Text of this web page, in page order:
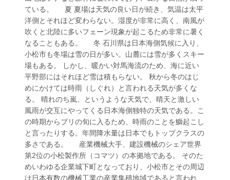
ている。 夏 夏場は天気の良い日が続き、気温は太平
洋側とそれほど変わらない。湿度が非常に高く、南風が
吹くと北陸に多いフェーン現象が起こるため非常に暑く
なることもある。 冬 石川県は日本海側気候に入り、
小松市も冬場は雪の日が多い。山麓には雪が多くスキー
場もある。 しかし、暖かい対馬海流のため、海に近い
平野部にはそれほど雪は積もらない。 秋から冬のはじ
めにかけては時雨（しぐれ）と言われる天気が多くな
る。 晴れのち嵐、というような天気で、晴天と激しい
風雨が交互にやってくる日本海側独特の天気である。こ
の時期からブリの旬に入るため、時雨のことを鰤起こし
と言ったりする。年間降水量は日本でもトップクラスの
多さである。 産業機械大手、建設機械のシェア世界
第2位の小松製作所（コマツ）の本拠地である。 そのた
めいわゆる企業城下町となっており、小松市とその周辺
は日本有数の機械工業の産業集積地域であると言われ